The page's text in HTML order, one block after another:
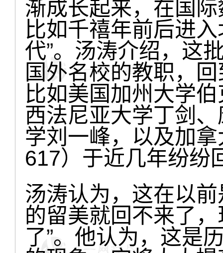
渐成长起来，在国
比如千禧年前后进
代”。汤涛介绍，这
国外名校的教职，
比如美国加州大学
西法尼亚大学丁剑
学刘一峰，以及加
617）于近几年纷纷
汤涛认为，这在以
的留美就回不来了
了”。他认为，这是